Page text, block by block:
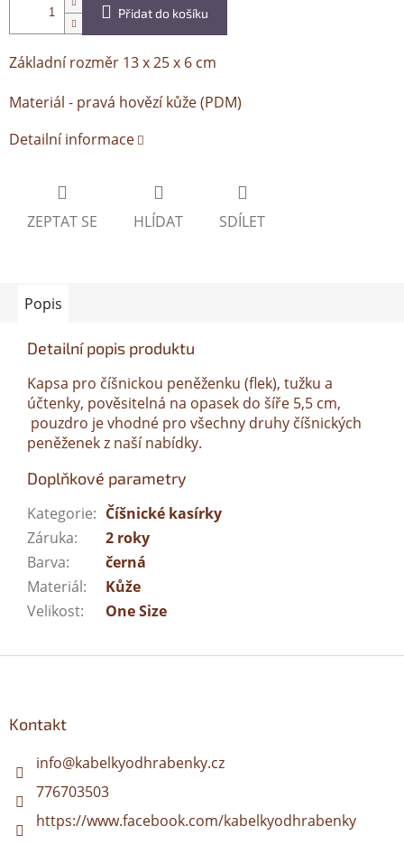
Přidat do košíku
Základní rozměr 13 x 25 x 6 cm
Materiál - pravá hovězí kůže (PDM)
Detailní informace
ZEPTAT SE HLÍDAT SDÍLET
Popis
Detailní popis produktu
Kapsa pro číšnickou peněženku (flek), tužku a
účtenky, pověsitelná na opasek do šíře 5,5 cm,
pouzdro je vhodné pro všechny druhy číšnických
peněženek z naší nabídky.
Doplňkové parametry
Kategorie: Číšnické kasírky
Záruka:
2 roky
Barva:
černá
Materiál:
Kůže
Velikost: One Size
Kontakt
info@kabelkyodhrabenky.cz
776703503
https://www.facebook.com/kabelkyodhrabenky